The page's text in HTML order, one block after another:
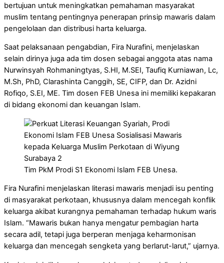
bertujuan untuk meningkatkan pemahaman masyarakat
muslim tentang pentingnya penerapan prinsip mawaris dalam
pengelolaan dan distribusi harta keluarga.
Saat pelaksanaan pengabdian, Fira Nurafini, menjelaskan
selain dirinya juga ada tim dosen sebagai anggota atas nama
Nurwinsyah Rohmaningtyas, S.HI, M.SEI, Taufiq Kurniawan, Lc,
M.Sh, PhD, Clarashinta Canggih, SE, CIFP, dan Dr. Azidni
Rofiqo, S.EI, ME. Tim dosen FEB Unesa ini memiliki kepakaran
di bidang ekonomi dan keuangan Islam.
Tim PkM Prodi S1 Ekonomi Islam FEB Unesa.
Fira Nurafini menjelaskan literasi mawaris menjadi isu penting
di masyarakat perkotaan, khususnya dalam mencegah konflik
keluarga akibat kurangnya pemahaman terhadap hukum waris
Islam. “Mawaris bukan hanya mengatur pembagian harta
secara adil, tetapi juga berperan menjaga keharmonisan
keluarga dan mencegah sengketa yang berlarut-larut,” ujarnya.